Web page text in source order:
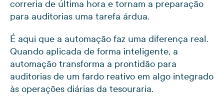
correria de última hora e tornam a preparação
para auditorias uma tarefa árdua.
É aqui que a automação faz uma diferença real.
Quando aplicada de forma inteligente, a
automação transforma a prontidão para
auditorias de um fardo reativo em algo integrado
às operações diárias da tesouraria.